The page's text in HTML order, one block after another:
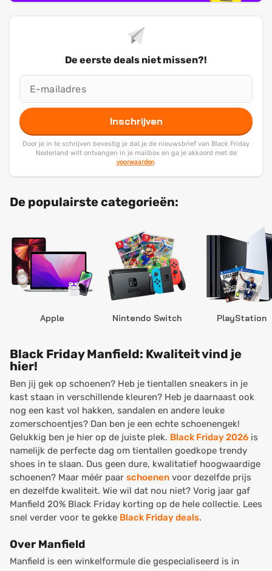
De eerste deals niet missen?!
Inschrijven
Door je in te schrijven bevestig je dat je de nieuwsbrief van Black Friday
Nederland wilt ontvangen in je mailbox en ga je akkoord met de
voorwaarden.
De populairste categorieën:
Apple Nintendo Switch PlayStation
Black Friday Manfield: Kwaliteit vind je
hier!
Ben jij gek op schoenen? Heb je tientallen sneakers in je
kast staan in verschillende kleuren? Heb je daarnaast ook
nog een kast vol hakken, sandalen en andere leuke
zomerschoentjes? Dan ben je een echte schoenengek!
Gelukkig ben je hier op de juiste plek. Black Friday 2026 is
namelijk de perfecte dag om tientallen goedkope trendy
shoes in te slaan. Dus geen dure, kwalitatief hoogwaardige
schoenen? Maar méér paar schoenen voor dezelfde prijs
en dezelfde kwaliteit. Wie wil dat nou niet? Vorig jaar gaf
Manfield 20% Black Friday korting op de hele collectie. Lees
snel verder voor te gekke Black Friday deals.
Over Manfield
Manfield is een winkelformule die gespecialiseerd is in